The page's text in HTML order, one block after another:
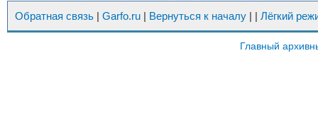
Обратная связь | Garfo.ru | Вернуться к началу | | Лёгкий
Главный